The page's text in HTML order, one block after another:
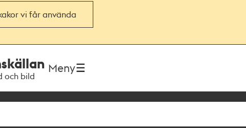
vi får använda
och bild
Meny